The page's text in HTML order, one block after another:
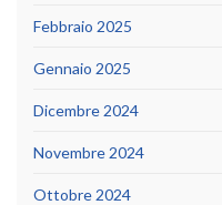
Febbraio 2025
Gennaio 2025
Dicembre 2024
Novembre 2024
Ottobre 2024